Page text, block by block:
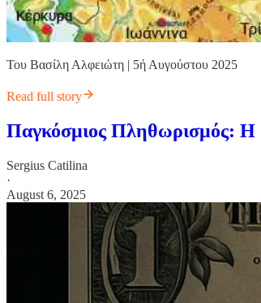
Του Βασίλη Αλφειώτη | 5ή Αυγούστου 2025
Read full story
Παγκόσμιος Πληθωρισμός: Η
Sergius Catilina
·
August 6, 2025